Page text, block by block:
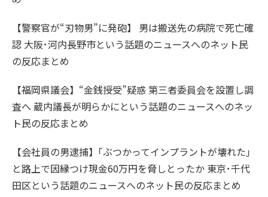
【警察官が“刃物男”に発砲】 男は搬送先の病院で死亡確
認 大阪･河内長野市という話題のニュースへのネット民
の反応まとめ
【福岡県議会】“金銭授受”疑惑 第三者委員会を設置し調
査へ 蔵内議長が明らかにという話題のニュースへのネッ
ト民の反応まとめ
【会社員の男逮捕】｢ぶつかってインプラントが壊れた｣
と路上で因縁つけ現金60万円を脅しとったか 東京･千代
田区という話題のニュースへのネット民の反応まとめ